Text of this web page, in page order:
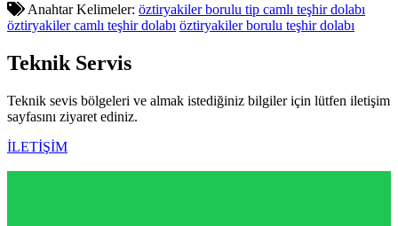
Anahtar Kelimeler: öztiryakiler borulu tip camlı teşhir dolabı
öztiryakiler camlı teşhir dolabı öztiryakiler borulu teşhir dolabı
Teknik Servis
Teknik sevis bölgeleri ve almak istediğiniz bilgiler için lütfen iletişim
sayfasını ziyaret ediniz.
İLETİŞİM